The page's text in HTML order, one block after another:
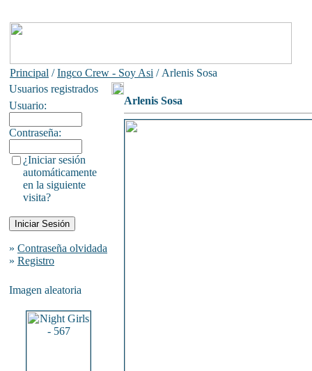
Principal /Ingco Crew - Soy Asi / Arlenis Sosa
Usuarios registrados
Usuario:
Contraseña:
¿Iniciar sesión
automáticamente
en la siguiente
visita?
» Contraseña olvidada
» Registro
Imagen aleatoria
Arlenis Sosa